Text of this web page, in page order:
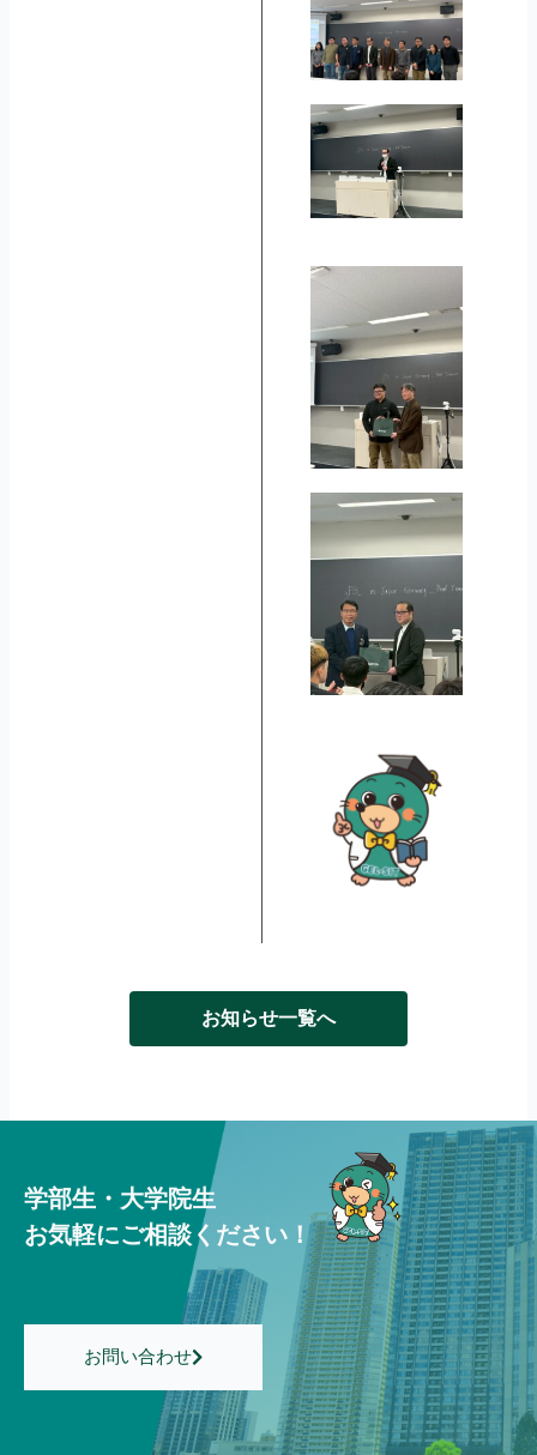
お知らせ一覧へ
学部生・大学院生
お気軽にご相談ください！
お問い合わせ